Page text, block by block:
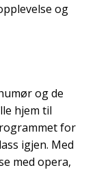
og
og de
hjem til
for
igjen. Med
med opera,